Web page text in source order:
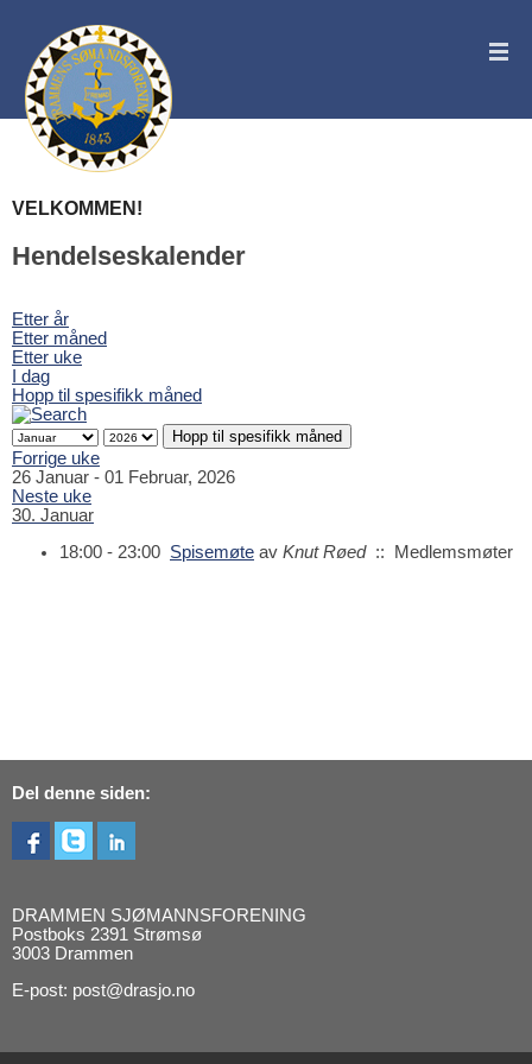
VELKOMMEN!
Hendelseskalender
Etter år
Etter måned
Etter uke
I dag
Hopp til spesifikk måned
Hopp til spesifikk måned
Forrige uke
26 Januar - 01 Februar, 2026
Neste uke
30. Januar
18:00 - 23:00 Spisemøte av Knut Røed:: Medlemsmøter
Del denne siden:
DRAMMEN SJØMANNSFORENING
Postboks 2391 Strømsø
3003 Drammen
E-post: post@drasjo.no